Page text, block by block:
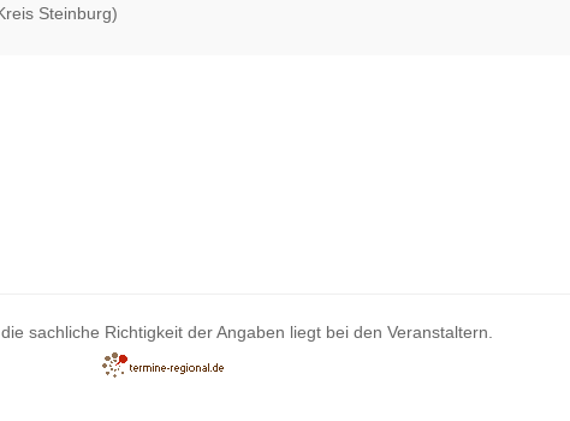
Steinburg)
sachliche Richtigkeit der Angaben liegt bei den Veranstaltern.